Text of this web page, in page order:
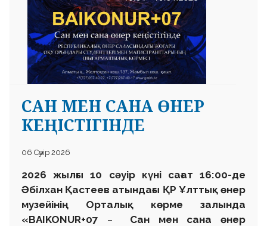
САН МЕН САНА ӨНЕР
КЕҢІСТІГІНДЕ
06 Сәуір 2026
2026 жылғы 10 сәуір күні сағат 16:00-де
Әбілхан Қастеев атындағы ҚР Ұлттық өнер
музейінің Орталық көрме залында
«BAIKONUR+07 – Сан мен сана өнер